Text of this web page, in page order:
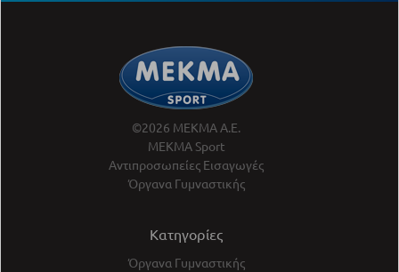
©2026 ΜΕΚΜΑ Α.Ε.
ΜΕΚΜΑ Sport
Αντιπροσωπείες Εισαγωγές
Όργανα Γυμναστικής
Κατηγορίες
Όργανα Γυμναστικής